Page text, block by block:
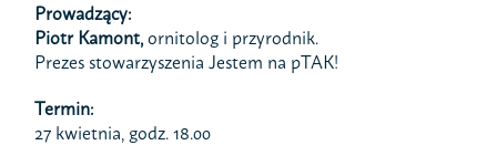
Prowadzący:
Piotr Kamont,ornitolog i przyrodnik.
Prezes stowarzyszenia Jestem na pTAK!
Termin:
27 kwietnia, godz. 18.00